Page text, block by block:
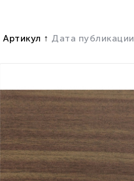
Артикул Дата публикации